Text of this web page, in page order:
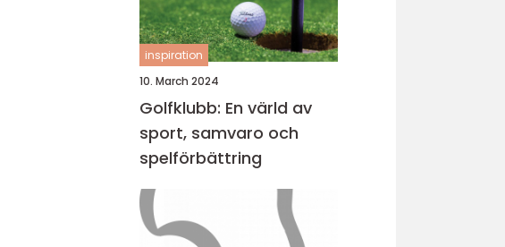
inspiration
10. March 2024
Golfklubb: En värld av
sport, samvaro och
spelförbättring